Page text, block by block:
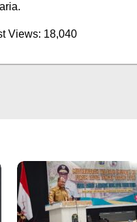
Views: 18,040